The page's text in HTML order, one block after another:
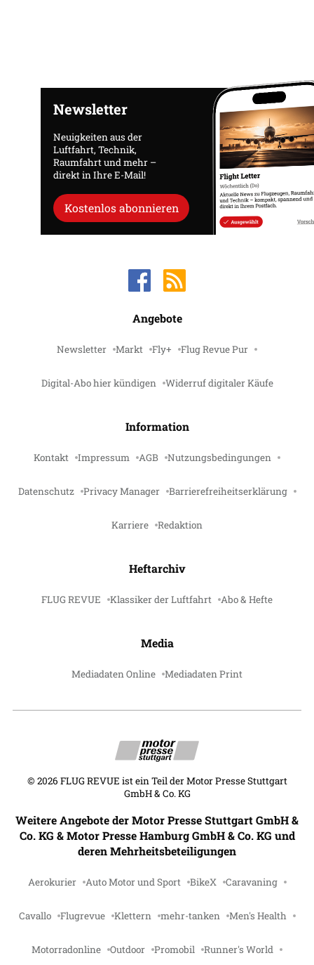
Newsletter
Neuigkeiten aus der
Luftfahrt, Technik,
Raumfahrt und mehr –
direkt in Ihre E-Mail!
Kostenlos abonnieren
Angebote
Newsletter Markt Fly+ Flug Revue Pur
Digital-Abo hier kündigen Widerruf digitaler Käufe
Information
Kontakt Impressum AGB Nutzungsbedingungen
Datenschutz Privacy Manager Barrierefreiheitserklärung
Karriere Redaktion
Heftarchiv
FLUG REVUE Klassiker der Luftfahrt Abo & Hefte
Media
Mediadaten Online Mediadaten Print
© 2026 FLUG REVUE ist ein Teil der Motor Presse Stuttgart
GmbH & Co. KG
Weitere Angebote der Motor Presse Stuttgart GmbH &
Co. KG & Motor Presse Hamburg GmbH & Co. KG und
deren Mehrheitsbeteiligungen
Aerokurier Auto Motor und Sport BikeX Caravaning
Cavallo Flugrevue Klettern mehr-tanken Men's Health
Motorradonline Outdoor Promobil Runner's World